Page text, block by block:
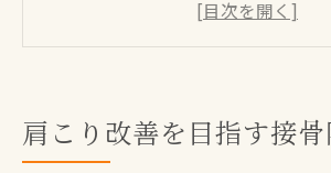
整体と接骨院の違いを知
八幡西区で人気の接骨院
腰痛や骨盤矯正も接骨院で
肩こり改善を目指す接